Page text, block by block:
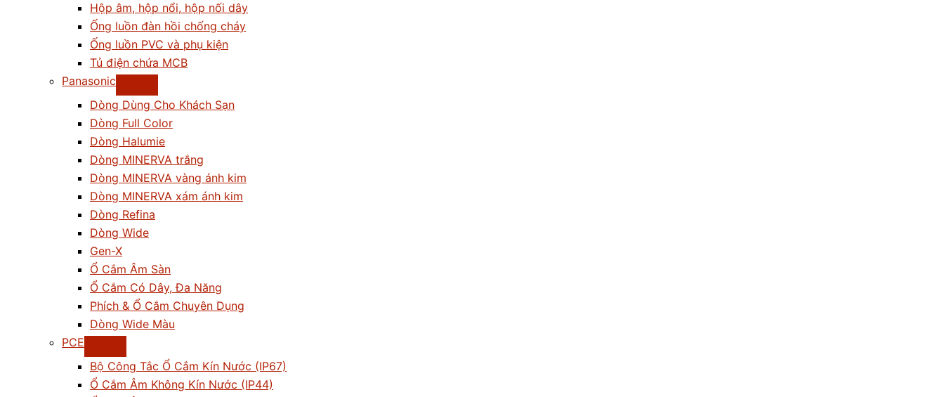
Hộp âm, hộp nổi, hộp nối dây
Ống luồn đàn hồi chống cháy
Ống luồn PVC và phụ kiện
Tủ điện chứa MCB
Panasonic
Dòng Dùng Cho Khách Sạn
Dòng Full Color
Dòng Halumie
Dòng MINERVA trắng
Dòng MINERVA vàng ánh kim
Dòng MINERVA xám ánh kim
Dòng Refina
Dòng Wide
Gen-X
Ổ Cắm Âm Sàn
Ổ Cắm Có Dây, Đa Năng
Phích & Ổ Cắm Chuyên Dụng
Dòng Wide Màu
PCE
Bộ Công Tắc Ổ Cắm Kín Nước (IP67)
Ổ Cắm Âm Không Kín Nước (IP44)